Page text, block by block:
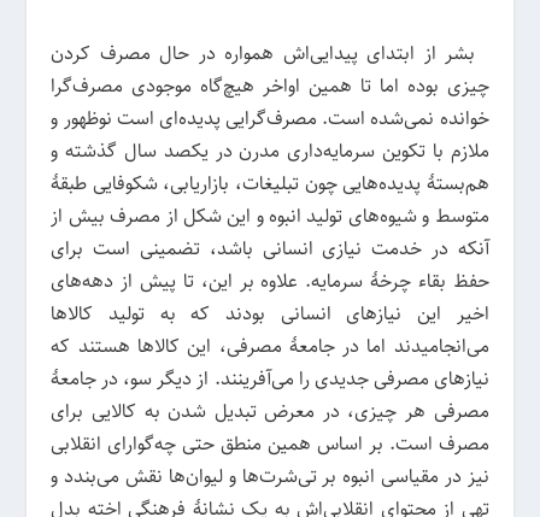
بشر از ابتدای پیدایی‌اش همواره در حال مصرف کردن
چیزی بوده اما تا همین اواخر هیچ‌گاه موجودی مصرف‌گرا
خوانده نمی‌شده است. مصرف‌گرایی پدیده‌ای است نوظهور و
ملازم با تکوین سرمایه‌داری مدرن در یکصد سال گذشته و
هم‌بستهٔ پدیده‌هایی چون تبلیغات، بازاریابی، شکوفایی طبقهٔ
متوسط و شیوه‌های تولید انبوه و این شکل از مصرف بیش از
آنکه در خدمت نیازی انسانی باشد، تضمینی است برای
حفظ بقاء چرخهٔ سرمایه. علاوه بر این، تا پیش از دهه‌های
اخیر این نیاز‌های انسانی بودند که به تولید کالا‌ها
می‌انجامیدند اما در جامعهٔ مصرفی، این کالا‌ها هستند که
نیازهای مصرفی جدیدی را می‌آفرینند. از دیگر سو، در جامعهٔ
مصرفی هر چیزی، در معرض تبدیل شدن به کالایی برای
مصرف است. بر اساس همین منطق حتی چه‌گوارای انقلابی
نیز در مقیاسی انبوه بر تی‌شرت‌ها و لیوان‌ها نقش می‌بندد و
تهی از محتوای انقلابی‌اش به یک نشانهٔ فرهنگی اخته بدل